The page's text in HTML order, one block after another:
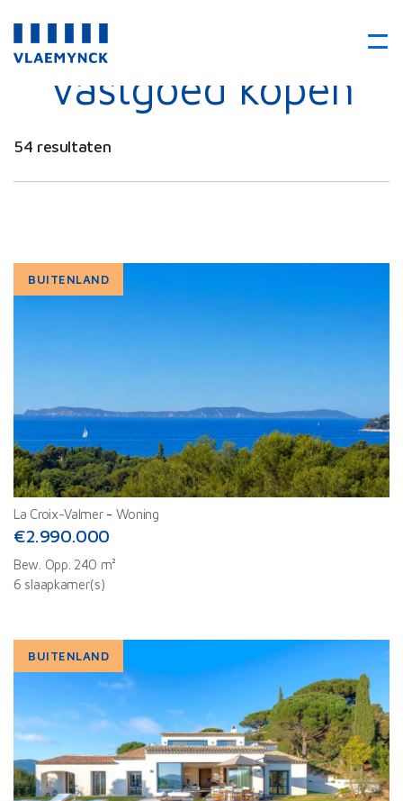
Vastgoed kopen
54 resultaten
BUITENLAND
La Croix-Valmer- Woning
€2.990.000
Bew. Opp. 240 m²
6 slaapkamer(s)
BUITENLAND